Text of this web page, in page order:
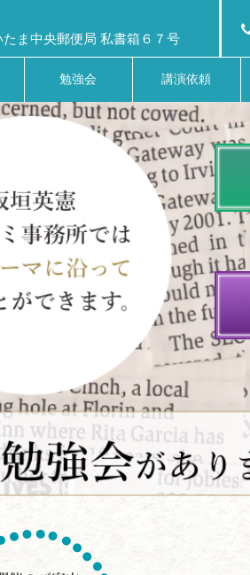
ま中央郵便局 私書箱６７号
勉強会 講演依頼